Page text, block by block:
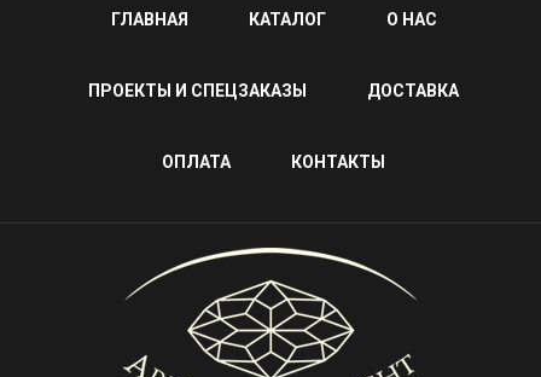
ГЛАВНАЯ КАТАЛОГ О НАС
ПРОЕКТЫ И СПЕЦЗАКАЗЫ ДОСТАВКА
ОПЛАТА КОНТАКТЫ